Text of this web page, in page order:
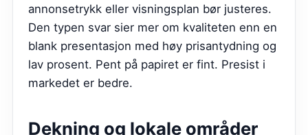
annonsetrykk eller visningsplan bør justeres.
Den typen svar sier mer om kvaliteten enn en
blank presentasjon med høy prisantydning og
lav prosent. Pent på papiret er fint. Presist i
markedet er bedre.
Dekning og lokale områder